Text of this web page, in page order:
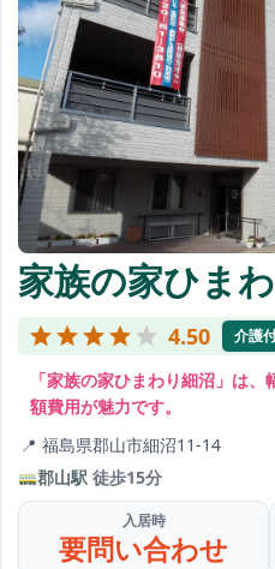
家族の家ひま
4.50 介護
「家族の家ひまわり細沼」は
額費用が魅力です。
福島県郡山市細沼11-14
郡山駅 徒歩15分
入居時
要問い合わせ